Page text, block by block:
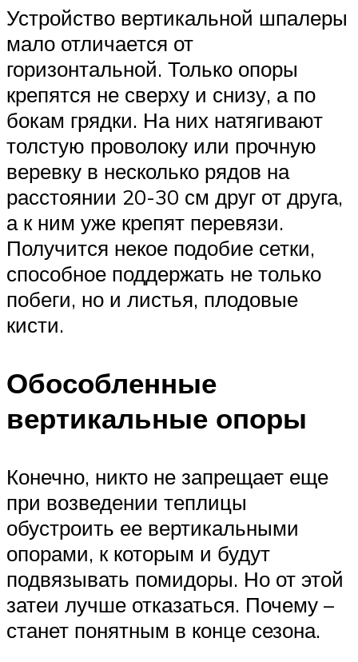
Устройство вертикальной шпалеры
мало отличается от
горизонтальной. Только опоры
крепятся не сверху и снизу, а по
бокам грядки. На них натягивают
толстую проволоку или прочную
веревку в несколько рядов на
расстоянии 20-30 см друг от друга,
а к ним уже крепят перевязи.
Получится некое подобие сетки,
способное поддержать не только
побеги, но и листья, плодовые
кисти.
Обособленные
вертикальные опоры
Конечно, никто не запрещает еще
при возведении теплицы
обустроить ее вертикальными
опорами, к которым и будут
подвязывать помидоры. Но от этой
затеи лучше отказаться. Почему –
станет понятным в конце сезона.